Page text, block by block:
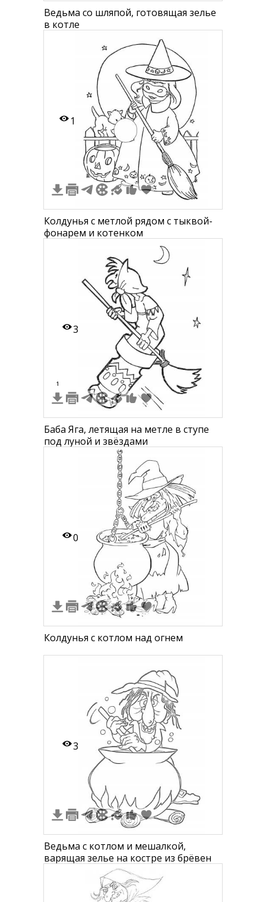
Ведьма со шляпой, готовящая зелье
в котле
1
Колдунья с метлой рядом с тыквой-
фонарем и котенком
3
1
Баба Яга, летящая на метле в ступе
под луной и звёздами
0
Колдунья с котлом над огнем
3
Ведьма с котлом и мешалкой,
варящая зелье на костре из брёвен